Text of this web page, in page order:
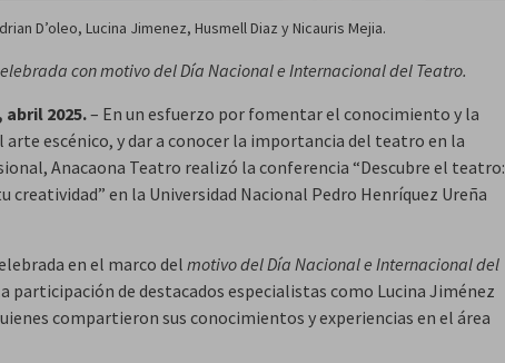
D’oleo, Lucina Jimenez, Husmell Diaz y Nicauris Mejia.
con motivo del Día Nacional e Internacional del Teatro.
2025.– En un esfuerzo por fomentar el conocimiento y la
arte escénico, y dar a conocer la importancia del teatro en la
Anacaona Teatro realizó la conferencia “Descubre el teatro:
creatividad” en la Universidad Nacional Pedro Henríquez Ureña
en el marco del motivo del Día Nacional e Internacional del
participación de destacados especialistas como Lucina Jiménez
compartieron sus conocimientos y experiencias en el área